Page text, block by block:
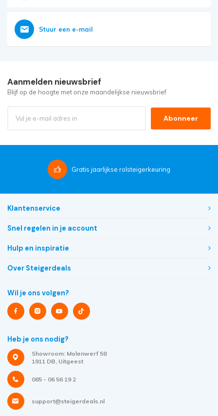
Stuur een e-mail
Aanmelden nieuwsbrief
Blijf op de hoogte met onze maandelijkse nieuwsbrief
Abonneer
Gratis jaarlijkse rolsteigerkeuring
Klantenservice
Snel regelen in je account
Hulp en inspiratie
Over Steigerdeals
Wil je ons volgen?
Heb je ons nodig?
Showroom: Molenwerf 58
1911 DB, Uitgeest
085 - 06 56 19 2
support@steigerdeals.nl